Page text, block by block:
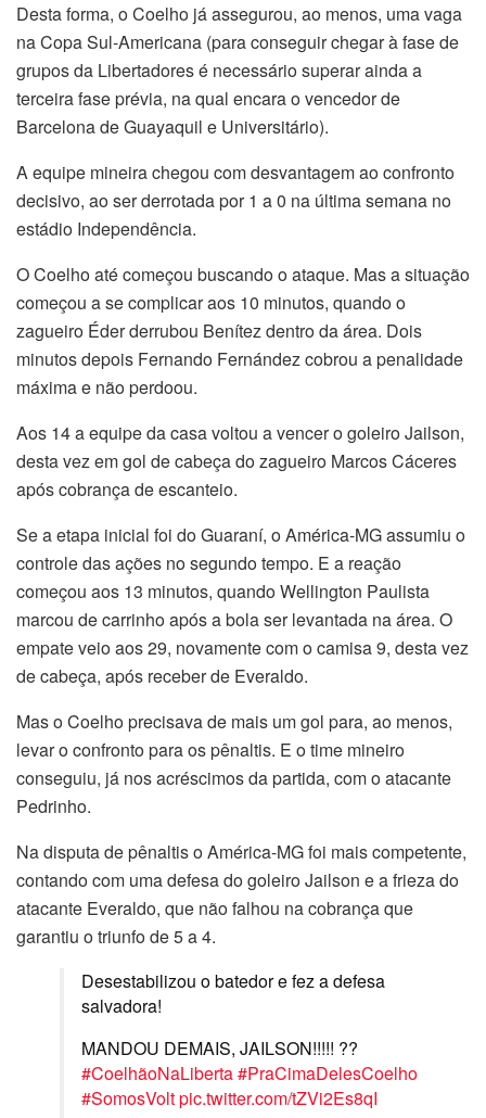
Desta forma, o Coelho já assegurou, ao menos, uma vaga
na Copa Sul-Americana (para conseguir chegar à fase de
grupos da Libertadores é necessário superar ainda a
terceira fase prévia, na qual encara o vencedor de
Barcelona de Guayaquil e Universitário).
A equipe mineira chegou com desvantagem ao confronto
decisivo, ao ser derrotada por 1 a 0 na última semana no
estádio Independência.
O Coelho até começou buscando o ataque. Mas a situação
começou a se complicar aos 10 minutos, quando o
zagueiro Éder derrubou Benítez dentro da área. Dois
minutos depois Fernando Fernández cobrou a penalidade
máxima e não perdoou.
Aos 14 a equipe da casa voltou a vencer o goleiro Jailson,
desta vez em gol de cabeça do zagueiro Marcos Cáceres
após cobrança de escanteio.
Se a etapa inicial foi do Guaraní, o América-MG assumiu o
controle das ações no segundo tempo. E a reação
começou aos 13 minutos, quando Wellington Paulista
marcou de carrinho após a bola ser levantada na área. O
empate veio aos 29, novamente com o camisa 9, desta vez
de cabeça, após receber de Everaldo.
Mas o Coelho precisava de mais um gol para, ao menos,
levar o confronto para os pênaltis. E o time mineiro
conseguiu, já nos acréscimos da partida, com o atacante
Pedrinho.
Na disputa de pênaltis o América-MG foi mais competente,
contando com uma defesa do goleiro Jailson e a frieza do
atacante Everaldo, que não falhou na cobrança que
garantiu o triunfo de 5 a 4.
Desestabilizou o batedor e fez a defesa
salvadora!
MANDOU DEMAIS, JAILSON!!!!! ??
#CoelhãoNaLiberta#PraCimaDelesCoelho
#SomosVoltpic.twitter.com/tZVi2Es8qI